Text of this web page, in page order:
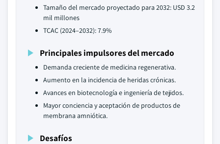
Tamaño del mercado proyectado para 2032: USD 3.2
mil millones
TCAC (2024–2032): 7.9%
Principales impulsores del mercado
Demanda creciente de medicina regenerativa.
Aumento en la incidencia de heridas crónicas.
Avances en biotecnología e ingeniería de tejidos.
Mayor conciencia y aceptación de productos de
membrana amniótica.
Desafíos